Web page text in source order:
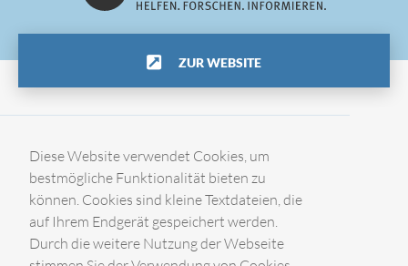
Diese Website verwendet Cookies, um
bestmögliche Funktionalität bieten zu
können. Cookies sind kleine Textdateien, die
auf Ihrem Endgerät gespeichert werden.
Durch die weitere Nutzung der Webseite
ZUR WEBSITE
Datenschutz
Kontakt